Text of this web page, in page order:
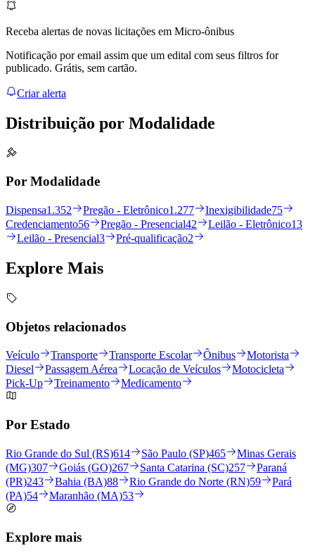
Receba alertas de novas licitações em Micro-ônibus
Notificação por email assim que um edital com seus filtros for
publicado. Grátis, sem cartão.
Criar alerta
Distribuição por Modalidade
Por Modalidade
Dispensa1.352 Pregão - Eletrônico1.277 Inexigibilidade75
Credenciamento56 Pregão - Presencial42 Leilão - Eletrônico13
Leilão - Presencial3 Pré-qualificação2
Explore Mais
Objetos relacionados
Veículo Transporte Transporte Escolar Ônibus
Motorista
Diesel
Passagem Aérea Locação de Veículos
Motocicleta
Pick-Up
Treinamento Medicamento
Por Estado
Rio Grande do Sul (RS)614 São Paulo (SP)465
Minas Gerais
(MG)307 Goiás (GO)267 Santa Catarina (SC)257
Paraná
(PR)243 Bahia (BA)88 Rio Grande do Norte (RN)59
Pará
(PA)54 Maranhão (MA)53
Explore mais